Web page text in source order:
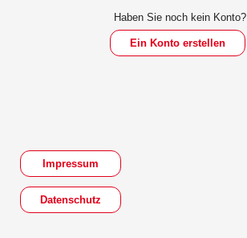
Haben Sie noch kein Konto?
Ein Konto erstellen
Impressum
Datenschutz